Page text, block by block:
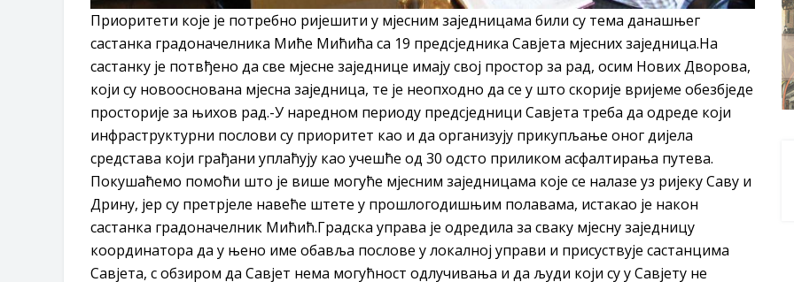
Приоритети које је потребно ријешити у мјесним заједницама били су тема данашњег
састанка градоначелника Миће Мићића са 19 предсједника Савјета мјесних заједница.На
састанку је потвђено да све мјесне заједнице имају свој простор за рад, осим Нових Дворова,
који су новооснована мјесна заједница, те је неопходно да се у што скорије вријеме обезбједе
просторије за њихов рад.-У наредном периоду предсједници Савјета треба да одреде који
инфраструктурни послови су приоритет као и да организују прикупљање оног дијела
средстава који грађани уплаћују као учешће од 30 одсто приликом асфалтирања путева.
Покушаћемо помоћи што је више могуће мјесним заједницама које се налазе уз ријеку Саву и
Дрину, јер су претрјеле навеће штете у прошлогодишњим полавама, истакао је након
састанка градоначелник Мићић.Градска управа је одредила за сваку мјесну заједницу
координатора да у њено име обавља послове у локалној управи и присуствује састанцима
Савјета, с обзиром да Савјет нема могућност одлучивања и да људи који су у Савјету не